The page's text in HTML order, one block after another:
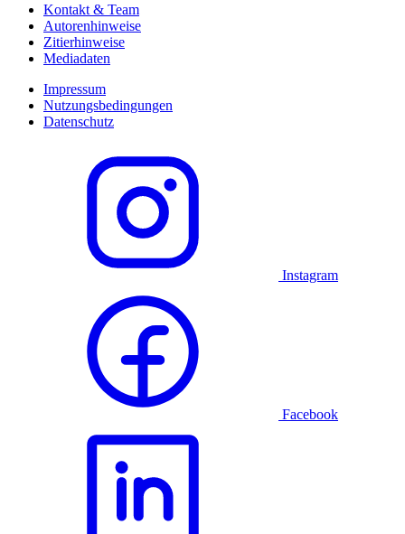
Kontakt & Team
Autorenhinweise
Zitierhinweise
Mediadaten
Impressum
Nutzungsbedingungen
Datenschutz
Instagram
Facebook